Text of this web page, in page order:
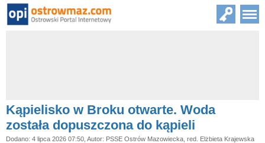
Kąpielisko w Broku otwarte. Woda
została dopuszczona do kąpieli
Dodano: 4 lipca 2026 07:50, Autor: PSSE Ostrów Mazowiecka, red. Elżbieta Krajewska